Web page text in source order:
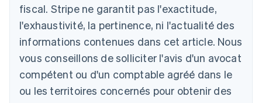
fiscal. Stripe ne garantit pas l'exactitude,
l'exhaustivité, la pertinence, ni l'actualité des
informations contenues dans cet article. Nous
vous conseillons de solliciter l'avis d'un avocat
compétent ou d'un comptable agréé dans le
ou les territoires concernés pour obtenir des
Autriche
Belgique
NederlandsFrançaisDeutschEnglish
Brésil
PortuguêsEnglish
Bulgarie
English